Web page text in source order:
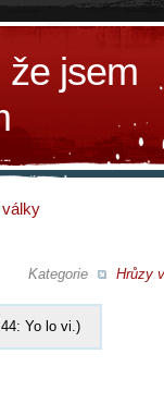
že jsem
Kategorie Hrůzy
Yo lo vi.)